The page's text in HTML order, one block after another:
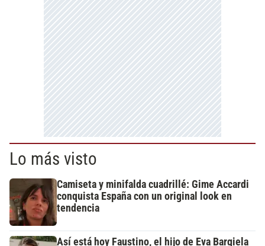
Lo más visto
Camiseta y minifalda cuadrillé: Gime Accardi
conquista España con un original look en
tendencia
Así está hoy Faustino, el hijo de Eva Bargiela